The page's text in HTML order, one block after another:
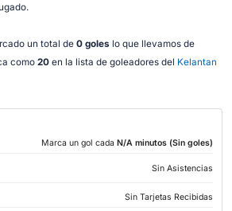
un total de 0 goles lo que llevamos de
como 20en la lista de goleadores del Kelantan
Marca un gol cada N/A minutos (Sin goles)
Sin Asistencias
Sin Tarjetas Recibidas